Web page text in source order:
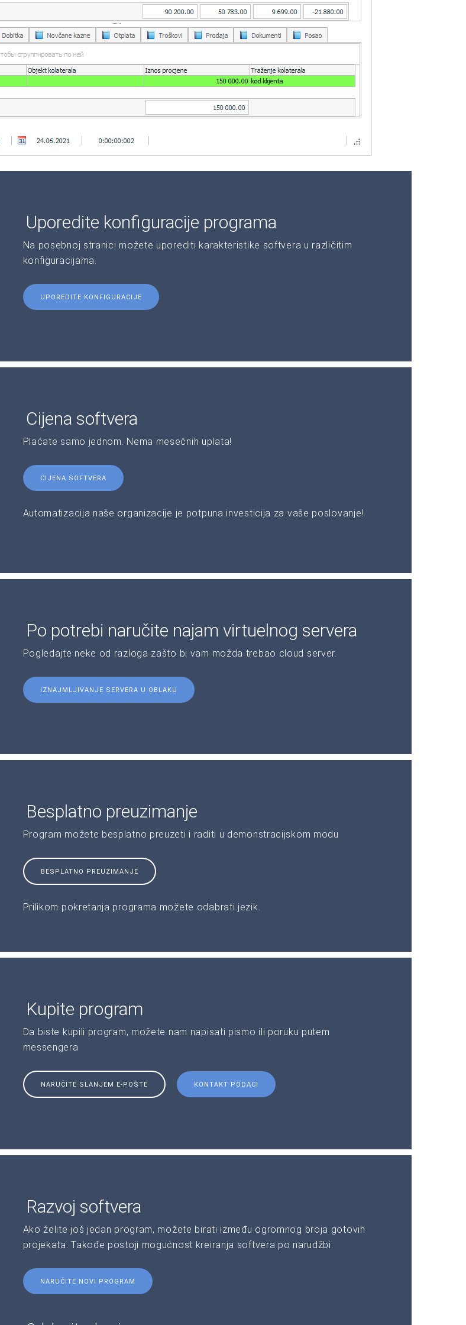
Uporedite konfiguracije programa
Na posebnoj stranici možete uporediti karakteristike softvera u različitim
konfiguracijama.
UPOREDITE KONFIGURACIJE
Cijena softvera
Plaćate samo jednom. Nema mesečnih uplata!
CIJENA SOFTVERA
Automatizacija naše organizacije je potpuna investicija za vaše poslovanje!
Po potrebi naručite najam virtuelnog servera
Pogledajte neke od razloga zašto bi vam možda trebao cloud server.
IZNAJMLJIVANJE SERVERA U OBLAKU
Besplatno preuzimanje
Program možete besplatno preuzeti i raditi u demonstracijskom modu
BESPLATNO PREUZIMANJE
Prilikom pokretanja programa možete odabrati jezik.
Kupite program
Da biste kupili program, možete nam napisati pismo ili poruku putem
messengera
NARUČITE SLANJEM E-POŠTE KONTAKT PODACI
Razvoj softvera
Ako želite još jedan program, možete birati između ogromnog broja gotovih
projekata. Takođe postoji mogućnost kreiranja softvera po narudžbi.
NARUČITE NOVI PROGRAM